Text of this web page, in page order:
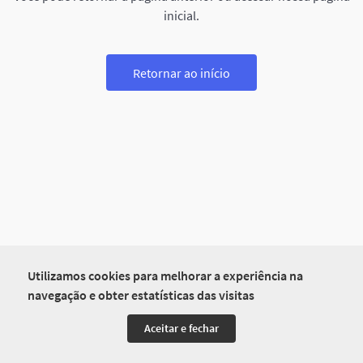
Utilizamos cookies para melhorar a experiência na
navegação e obter estatísticas das visitas
Aceitar e fechar
inicial.
Retornar ao início